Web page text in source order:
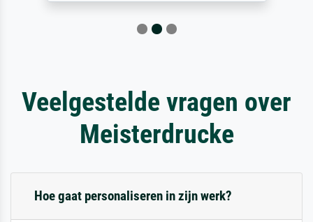
Veelgestelde vragen over
Meisterdrucke
Hoe gaat personaliseren in zijn werk?